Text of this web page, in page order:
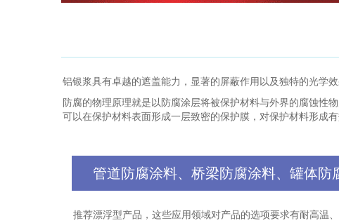
铝银浆具有卓越的遮盖能力，显著的屏蔽作用以及独特的光学
防腐的物理原理就是以防腐涂层将被保护材料与外界的腐蚀性
可以在保护材料表面形成一层致密的保护膜，对保护材料形成有
管道防腐涂料、桥梁防腐涂料、罐体防
推荐漂浮型产品，这些应用领域对产品的选项要求有耐高温